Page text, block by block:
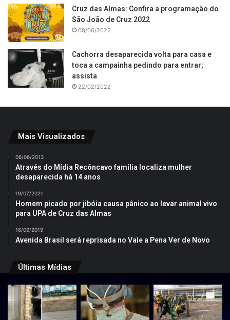
Cruz das Almas: Confira a programação do
São João de Cruz 2022
08/06/2022
Cachorra desaparecida volta para casa e
toca a campainha pedindo para entrar;
assista
22/02/2022
Mais Visualizados
06/06/2013
Através do Mídia Recôncavo família localiza mulher
desaparecida há 14 anos
19/07/2021
Homem picado por jibóia causa pânico ao levar animal vivo
para UPA de Cruz das Almas
16/09/2019
Avenida Brasil será reprisada no Vale a Pena Ver de Novo
Últimas Mídias